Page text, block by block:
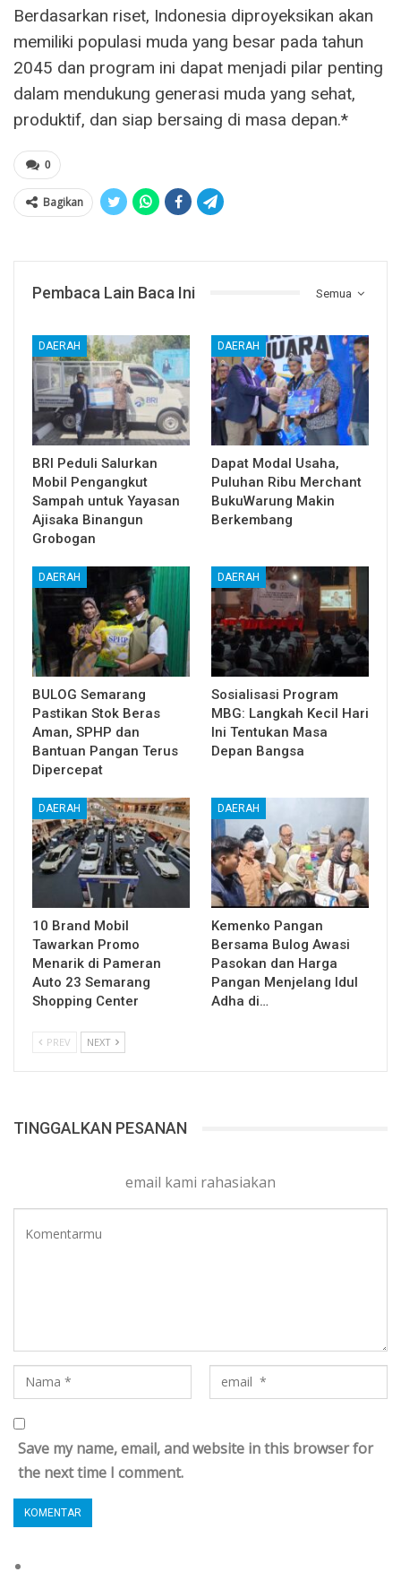
Berdasarkan riset, Indonesia diproyeksikan akan
memiliki populasi muda yang besar pada tahun
2045 dan program ini dapat menjadi pilar penting
dalam mendukung generasi muda yang sehat,
produktif, dan siap bersaing di masa depan.*
0
Bagikan
Semua
Pembaca Lain Baca Ini
DAERAH
BRI Peduli Salurkan
Mobil Pengangkut
Sampah untuk Yayasan
Ajisaka Binangun
Grobogan
DAERAH
Dapat Modal Usaha,
Puluhan Ribu Merchant
BukuWarung Makin
Berkembang
DAERAH
BULOG Semarang
Pastikan Stok Beras
Aman, SPHP dan
Bantuan Pangan Terus
Dipercepat
DAERAH
Sosialisasi Program
MBG: Langkah Kecil Hari
Ini Tentukan Masa
Depan Bangsa
DAERAH
10 Brand Mobil
Tawarkan Promo
Menarik di Pameran
Auto 23 Semarang
Shopping Center
DAERAH
Kemenko Pangan
Bersama Bulog Awasi
Pasokan dan Harga
Pangan Menjelang Idul
Adha di…
PREV NEXT
TINGGALKAN PESANAN
email kami rahasiakan
Save my name, email, and website in this browser for
the next time I comment.